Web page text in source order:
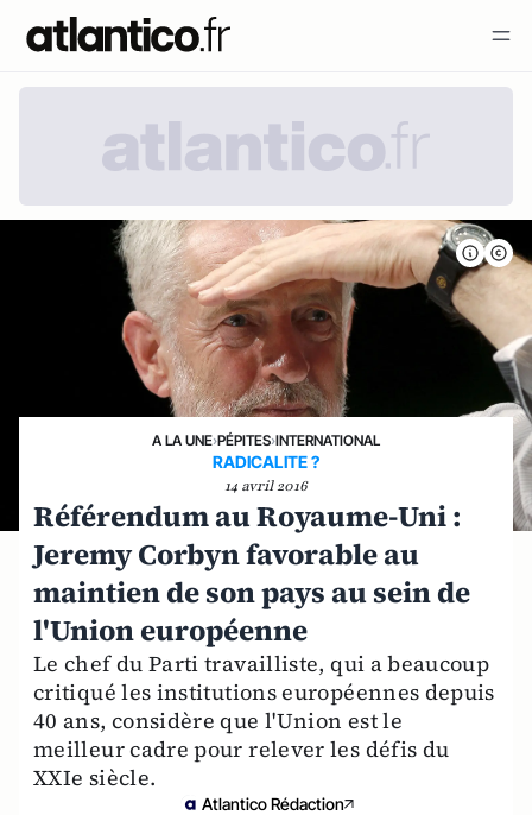
A LA UNE›PÉPITES›INTERNATIONAL
RADICALITE ?
14 avril 2016
Référendum au Royaume-Uni :
Jeremy Corbyn favorable au
maintien de son pays au sein de
l'Union européenne
Le chef du Parti travailliste, qui a beaucoup
critiqué les institutions européennes depuis
40 ans, considère que l'Union est le
meilleur cadre pour relever les défis du
XXIe siècle.
Atlantico Rédaction